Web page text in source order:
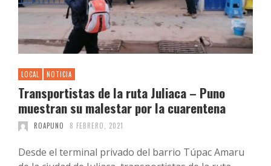
LOCAL NOTICIA
Transportistas de la ruta Juliaca – Puno
muestran su malestar por la cuarentena
ROAPUNO 8 FEBRERO, 2021
Desde el terminal privado del barrio Túpac Amaru